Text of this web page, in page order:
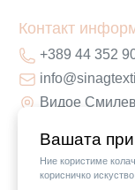
Вашата
Ние користиме
корисничко
Контакт
+389 44 352
Видое